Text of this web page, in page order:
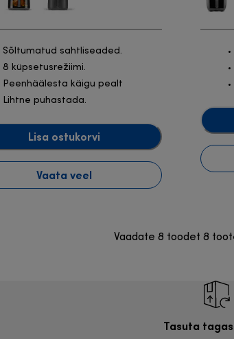
Sõltumatud sahtliseaded.
8 küpsetusrežiimi.
Peenhäälesta käigu pealt
Lihtne puhastada.
Lisa ostukorvi
Vaata veel
Vaadate 8 toodet 8
Tasuta